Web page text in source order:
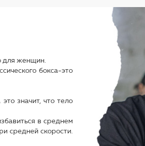
для женщин.
бокса-это
значит, что тело
в среднем
средней скорости.